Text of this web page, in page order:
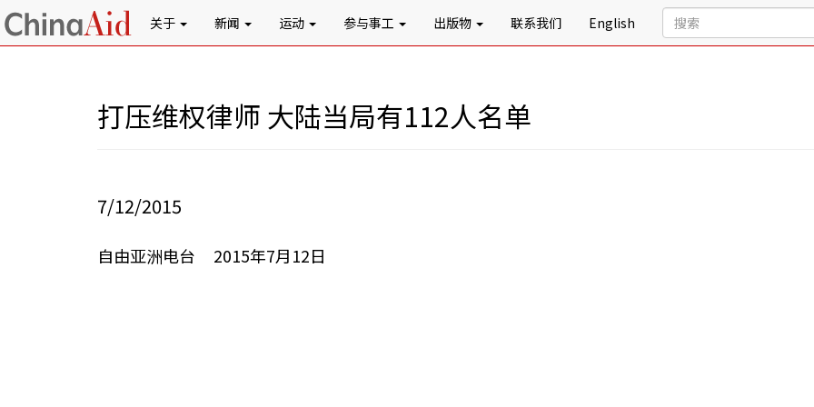
关于 新闻 运动 参与事工 出版物 联系我们 English
打压维权律师 大陆当局有112人名单
7/12/2015
自由亚洲电台 2015年7月12日